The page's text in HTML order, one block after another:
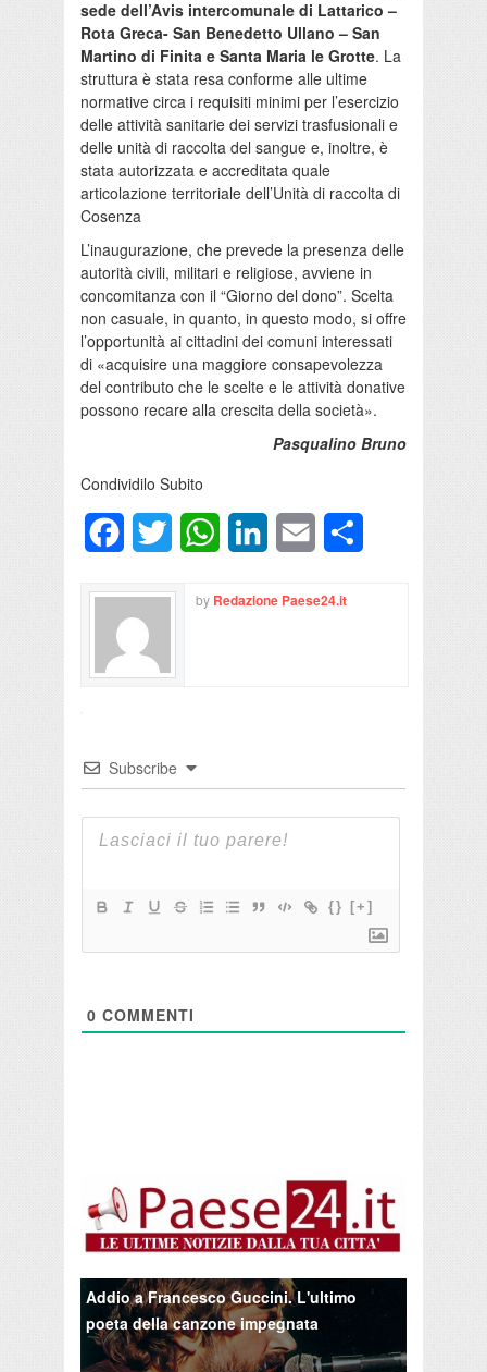
sede dell’Avis intercomunale di Lattarico –
Rota Greca- San Benedetto Ullano – San
Martino di Finita e Santa Maria le Grotte. La
struttura è stata resa conforme alle ultime
normative circa i requisiti minimi per l’esercizio
delle attività sanitarie dei servizi trasfusionali e
delle unità di raccolta del sangue e, inoltre, è
stata autorizzata e accreditata quale
articolazione territoriale dell’Unità di raccolta di
Cosenza
L’inaugurazione, che prevede la presenza delle
autorità civili, militari e religiose, avviene in
concomitanza con il “Giorno del dono”. Scelta
non casuale, in quanto, in questo modo, si offre
l’opportunità ai cittadini dei comuni interessati
di «acquisire una maggiore consapevolezza
del contributo che le scelte e le attività donative
possono recare alla crescita della società».
Pasqualino Bruno
Condividilo Subito
FacebookTwitter WhatsAppLinkedInEmail
by Redazione Paese24.it
Subscribe
{} [+]
0 COMMENTI
Addio a Francesco Guccini. L'ultimo
poeta della canzone impegnata